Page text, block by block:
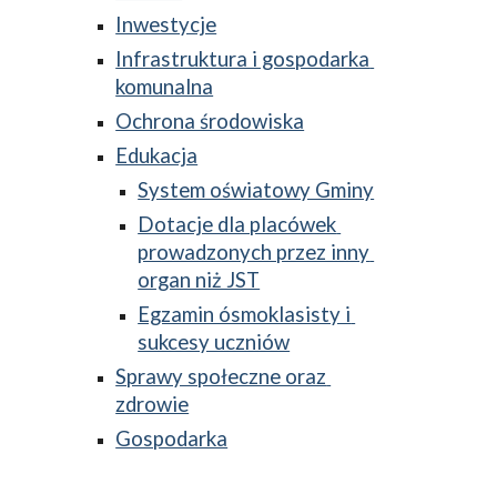
Inwestycje
Infrastruktura i gospodarka
komunalna
Ochrona środowiska
Edukacja
System oświatowy Gminy
Dotacje dla placówek
prowadzonych przez inny
organ niż JST
Egzamin ósmoklasisty i
sukcesy uczniów
Sprawy społeczne oraz
zdrowie
Gospodarka